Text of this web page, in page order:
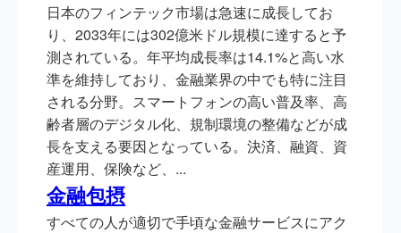
日本のフィンテック市場は急速に成長してお
り、2033年には302億米ドル規模に達すると予
測されている。年平均成長率は14.1%と高い水
準を維持しており、金融業界の中でも特に注目
される分野。スマートフォンの高い普及率、高
齢者層のデジタル化、規制環境の整備などが成
長を支える要因となっている。決済、融資、資
産運用、保険など、...
金融包摂
すべての人が適切で手頃な金融サービスにアク